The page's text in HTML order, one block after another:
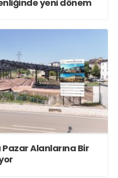
yeni dönem
Alanlarına Bir
Merkez Mah. 38. Sokak. No : 31
/KOCAELİ
haber@vizyonkocaeli.com